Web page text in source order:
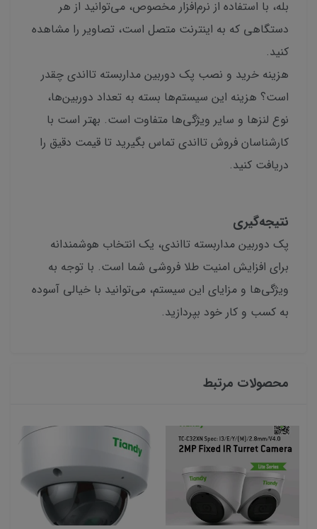
بله، با استفاده از نرم‌افزار مخصوص، می‌توانید از هر
دستگاهی که به اینترنت متصل است، تصاویر را مشاهده
کنید.
هزینه خرید و نصب پک دوربین مداربسته تااندی چقدر
است؟ هزینه این سیستم‌ها بسته به تعداد دوربین‌ها،
نوع لنزها و سایر ویژگی‌ها متفاوت است. بهتر است با
کارشناسان فروش تااندی تماس بگیرید تا قیمت دقیق را
دریافت کنید.
نتیجه‌گیری
پک دوربین مداربسته تااندی، یک انتخاب هوشمندانه
برای افزایش امنیت طلا فروشی شما است. با توجه به
ویژگی‌ها و مزایای این سیستم، می‌توانید با خیالی آسوده
به کسب و کار خود بپردازید.
محصولات مرتبط